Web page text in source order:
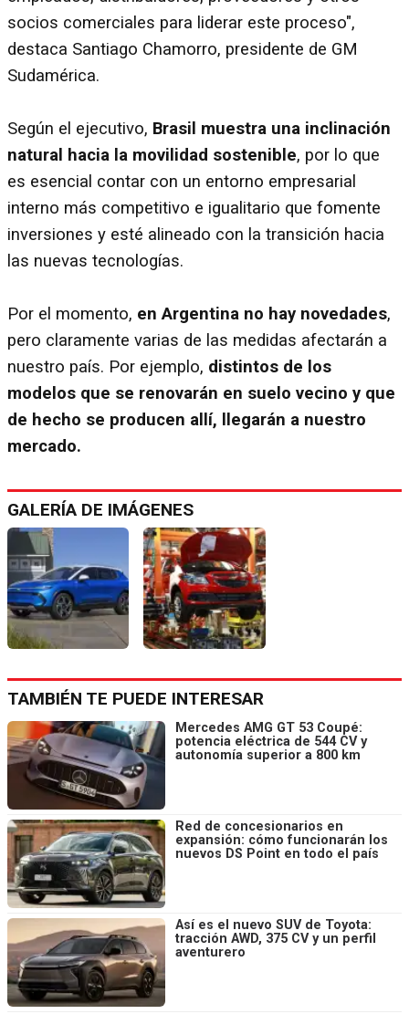
socios comerciales para liderar este proceso",
destaca Santiago Chamorro, presidente de GM
Sudamérica.
Según el ejecutivo, Brasil muestra una inclinación
natural hacia la movilidad sostenible, por lo que
es esencial contar con un entorno empresarial
interno más competitivo e igualitario que fomente
inversiones y esté alineado con la transición hacia
las nuevas tecnologías.
Por el momento, en Argentina no hay novedades,
pero claramente varias de las medidas afectarán a
nuestro país. Por ejemplo, distintos de los
modelos que se renovarán en suelo vecino y que
de hecho se producen allí, llegarán a nuestro
mercado.
GALERÍA DE IMÁGENES
TAMBIÉN TE PUEDE INTERESAR
Mercedes AMG GT 53 Coupé:
potencia eléctrica de 544 CV y
autonomía superior a 800 km
Red de concesionarios en
expansión: cómo funcionarán los
nuevos DS Point en todo el país
Así es el nuevo SUV de Toyota:
tracción AWD, 375 CV y un perfil
aventurero